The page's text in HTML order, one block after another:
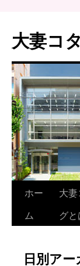
大妻コ
ホー
ム
大
グと
日別ア